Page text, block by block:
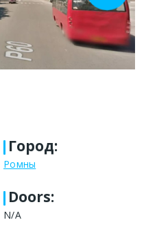
Город:
Ромны
Doors:
N/A